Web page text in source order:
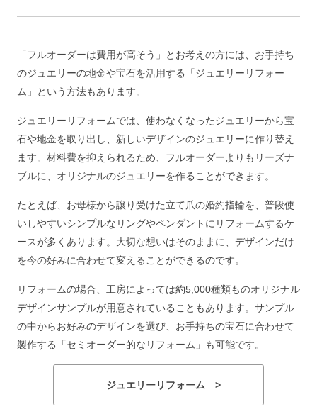
「フルオーダーは費用が高そう」とお考えの方には、お手持ち
のジュエリーの地金や宝石を活用する「ジュエリーリフォー
ム」という方法もあります。
ジュエリーリフォームでは、使わなくなったジュエリーから宝
石や地金を取り出し、新しいデザインのジュエリーに作り替え
ます。材料費を抑えられるため、フルオーダーよりもリーズナ
ブルに、オリジナルのジュエリーを作ることができます。
たとえば、お母様から譲り受けた立て爪の婚約指輪を、普段使
いしやすいシンプルなリングやペンダントにリフォームするケ
ースが多くあります。大切な想いはそのままに、デザインだけ
を今の好みに合わせて変えることができるのです。
リフォームの場合、工房によっては約5,000種類ものオリジナル
デザインサンプルが用意されていることもあります。サンプル
の中からお好みのデザインを選び、お手持ちの宝石に合わせて
製作する「セミオーダー的なリフォーム」も可能です。
ジュエリーリフォーム >